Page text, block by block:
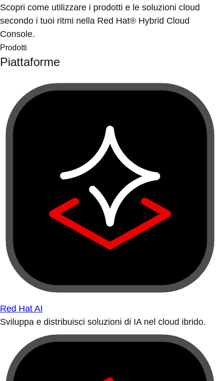
Scopri come utilizzare i prodotti e le soluzioni cloud
secondo i tuoi ritmi nella Red Hat® Hybrid Cloud
Console.
Prodotti
Piattaforme
Red Hat AI
Sviluppa e distribuisci soluzioni di IA nel cloud ibrido.